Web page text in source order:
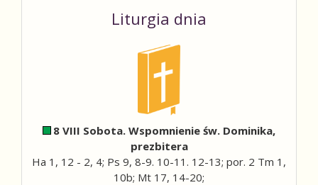
Liturgia dnia
8 VIII Sobota. Wspomnienie św. Dominika,
prezbitera
Ha 1, 12 - 2, 4; Ps 9, 8-9. 10-11. 12-13; por. 2 Tm 1,
10b; Mt 17, 14-20;